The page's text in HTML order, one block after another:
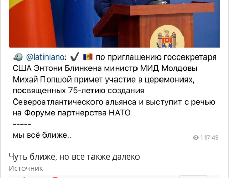
Чуть ближе, но все также далеко
Источник